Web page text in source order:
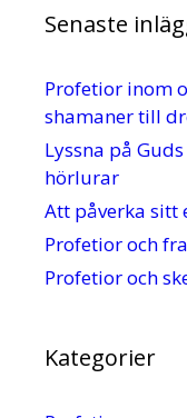
Senaste
Profetior inom
shamaner till
Lyssna på
hörlurar
Att påverka sitt
Profetior och
Profetior och
Kategorier